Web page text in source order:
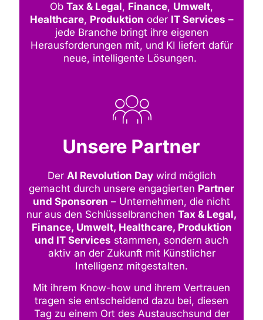
Ob Tax & Legal, Finance, Umwelt,
Healthcare, Produktion oder IT Services –
jede Branche bringt ihre eigenen
Herausforderungen mit, und KI liefert dafür
neue, intelligente Lösungen.
Unsere Partner
Der AI Revolution Daywird möglich
gemacht durch unsere engagierten Partner
und Sponsoren – Unternehmen, die nicht
nur aus den Schlüsselbranchen Tax & Legal,
Finance, Umwelt, Healthcare, Produktion
und IT Services stammen, sondern auch
aktiv an der Zukunft mit Künstlicher
Intelligenz mitgestalten.
Mit ihrem Know-how und ihrem Vertrauen
tragen sie entscheidend dazu bei, diesen
Tag zu einem Ort des Austauschsund der